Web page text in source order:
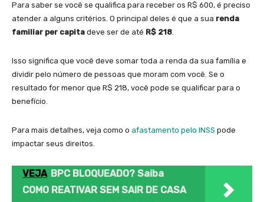
Para saber se você se qualifica para receber os R$ 600, é preciso
atender a alguns critérios. O principal deles é que a sua renda
familiar per capita deve ser de até R$ 218.
Isso significa que você deve somar toda a renda da sua família e
dividir pelo número de pessoas que moram com você. Se o
resultado for menor que R$ 218, você pode se qualificar para o
benefício.
Para mais detalhes, veja como o afastamento pelo INSS pode
impactar seus direitos.
VEJA BPC BLOQUEADO? Saiba
COMO REATIVAR SEM SAIR DE CASA